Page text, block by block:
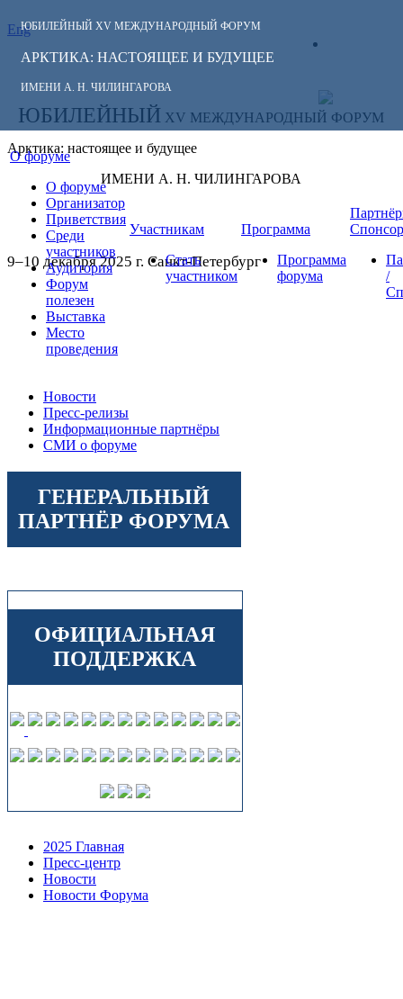
ЮБИЛЕЙНЫЙ XV МЕЖДУНАРОДНЫЙ ФОРУМ
АРКТИКА: НАСТОЯЩЕЕ И БУДУЩЕЕ
ИМЕНИ А. Н. ЧИЛИНГАРОВА
Eng
СЛЕДИТЕ ЗА
НОВОСТЯМИ
ФОРУМА:
ЮБИЛЕЙНЫЙ XV МЕЖДУНАРОДНЫЙ ФОРУМ
Арктика: настоящее и будущее
ИМЕНИ А. Н. ЧИЛИНГАРОВА
9–10 декабря 2025 г. Санкт-Петербург
О форуме
О форуме
Организатор
Приветствия
Среди
участников
Аудитория
Форум
полезен
Выставка
Место
проведения
Участникам
Стать
участником
Программа
Программа
форума
/
Новости
Пресс-релизы
Информационные партнёры
СМИ о форуме
ГЕНЕРАЛЬНЫЙ
ПАРТНЁР ФОРУМА
ОФИЦИАЛЬНАЯ
ПОДДЕРЖКА
2025 Главная
Пресс-центр
Новости
Новости Форума